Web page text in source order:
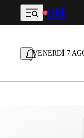
Vai al contenutoLIVE
VENERDÌ 7